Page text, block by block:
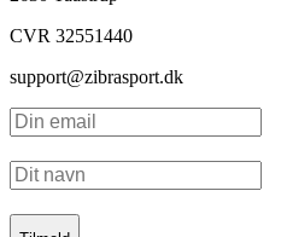
CVR 32551440
support@zibrasport.dk